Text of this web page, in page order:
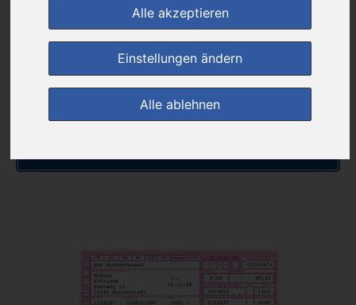
Alle akzeptieren
Einstellungen ändern
Alle ablehnen
Preis pro 1 ST / 0,76 €
Daten vom 28.10.2025 09:18 Uhr
im Shop bestellen